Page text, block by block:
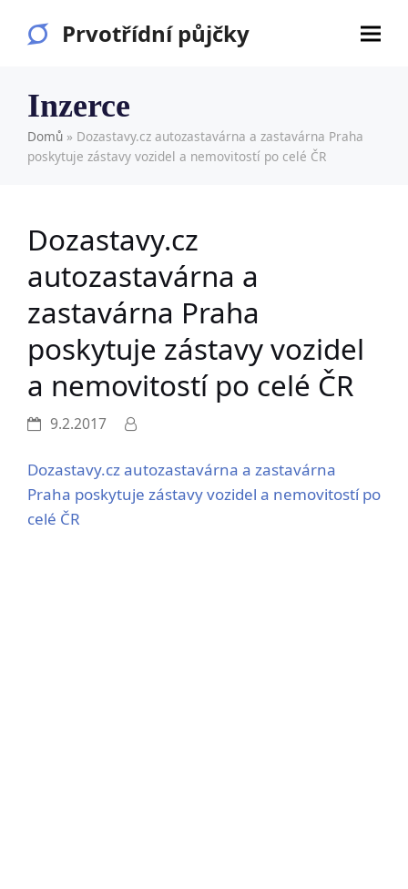
Prvotřídní půjčky
Inzerce
Domů » Dozastavy.cz autozastavárna a zastavárna Praha
poskytuje zástavy vozidel a nemovitostí po celé ČR
Dozastavy.cz
autozastavárna a
zastavárna Praha
poskytuje zástavy vozidel
a nemovitostí po celé ČR
9.2.2017
Dozastavy.cz autozastavárna a zastavárna
Praha poskytuje zástavy vozidel a nemovitostí po
celé ČR